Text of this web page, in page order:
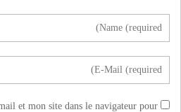
et mon site dans le navigateur pour